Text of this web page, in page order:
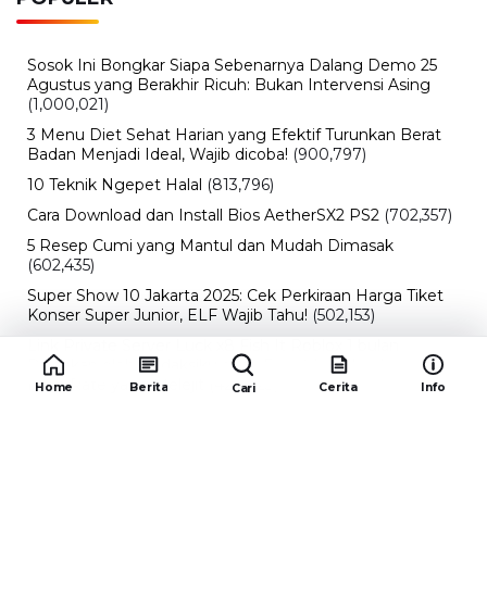
Sosok Ini Bongkar Siapa Sebenarnya Dalang Demo 25
Agustus yang Berakhir Ricuh: Bukan Intervensi Asing
(1,000,021)
3 Menu Diet Sehat Harian yang Efektif Turunkan Berat
Badan Menjadi Ideal, Wajib dicoba! (900,797)
10 Teknik Ngepet Halal (813,796)
Cara Download dan Install Bios AetherSX2 PS2 (702,357)
5 Resep Cumi yang Mantul dan Mudah Dimasak
(602,435)
Super Show 10 Jakarta 2025: Cek Perkiraan Harga Tiket
Konser Super Junior, ELF Wajib Tahu! (502,153)
Diadakan oleh Redaksiku.com: Event Langka dengan
Drop Rate yang Melejit
(424,823)
Home Berita Cari Cerita Info